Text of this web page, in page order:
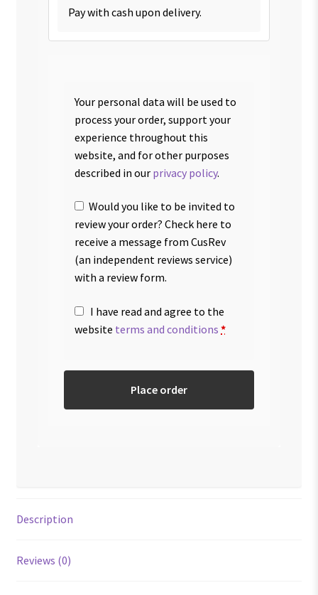
Pay with cash upon delivery.
Your personal data will be used to
process your order, support your
experience throughout this
website, and for other purposes
described in our privacy policy.
Would you like to be invited to
review your order? Check here to
receive a message from CusRev
(an independent reviews service)
with a review form.
I have read and agree to the
website terms and conditions *
Place order
Description
Reviews (0)